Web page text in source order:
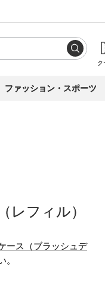
ク
ファッション・スポーツ
レフィル）
ース（ブラッシュデ
。